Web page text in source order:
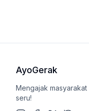
AyoGerak
Mengajak
seru!